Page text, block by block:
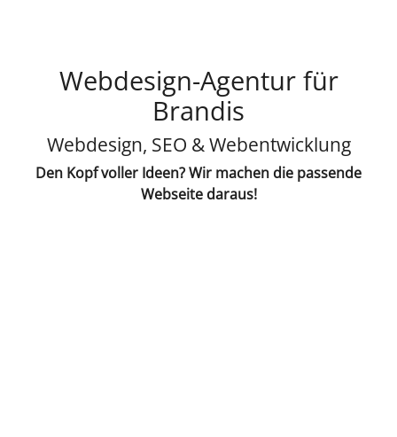
Webdesign-Agentur für
Brandis
Webdesign, SEO & Webentwicklung
Den Kopf voller Ideen? Wir machen die passende
Webseite daraus!